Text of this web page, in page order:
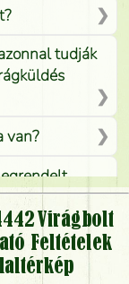
tudják
van?
kiszállítással
Virágbolt
Feltételek